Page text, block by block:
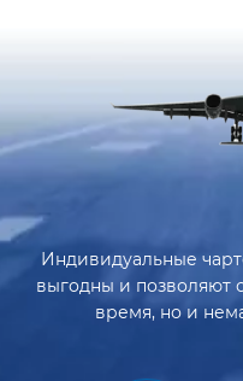
Индивидуальные
выгодны и позволяют
время, но и